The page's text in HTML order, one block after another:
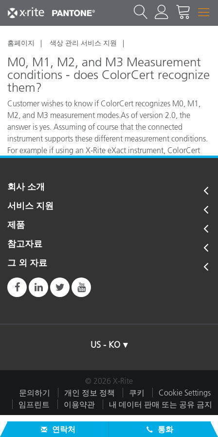
홈페이지 색상 관리 서비스 지원
M0, M1, M2, and M3 Measurement
conditions - does ColorCert recognize
them?
Customer wishes to know if ColorCert recognizes M0, M1,
M2, and M3 measurement modes.As of version 2.0, the
answer is yes. Assuming of course that the connected
instrument supports these different measurement conditions.
For example if using an X-Rite eXact instrument, ColorCert
회사 소개
서비스 지원
제품
참고자료
그 외 자료
US - KO
© 2026 X-Rite
문의하기
개인 정보 정책 쿠키
Cookie Settings
임프린트
이용약관 내 데이터 판매 또는 공유 금지
연락처 통화